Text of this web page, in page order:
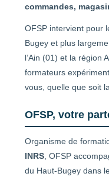
commandes,
OFSP intervient pour
Bugey et plus
l’Ain (01) et la région
formateurs
vous, quelle que soit
OFSP, votre
Organisme de
INRS , OFSP
du Haut-Bugey dans